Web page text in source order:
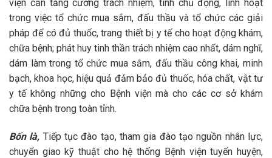
viện cần tăng cường trách nhiệm, tính chủ động, linh hoạt
trong việc tổ chức mua sắm, đấu thầu và tổ chức các giải
pháp để có đủ thuốc, trang thiết bị y tế cho hoạt động khám,
chữa bệnh; phát huy tinh thần trách nhiệm cao nhất, dám nghĩ,
dám làm trong tổ chức mua sắm, đấu thầu công khai, minh
bạch, khoa học, hiệu quả đảm bảo đủ thuốc, hóa chất, vật tư
y tế không những cho Bệnh viện mà cho các cơ sở khám
chữa bệnh trong toàn tỉnh.
Bốn là, Tiếp tục đào tạo, tham gia đào tạo nguồn nhân lực,
chuyển giao kỹ thuật cho hệ thống Bệnh viện tuyến huyện,